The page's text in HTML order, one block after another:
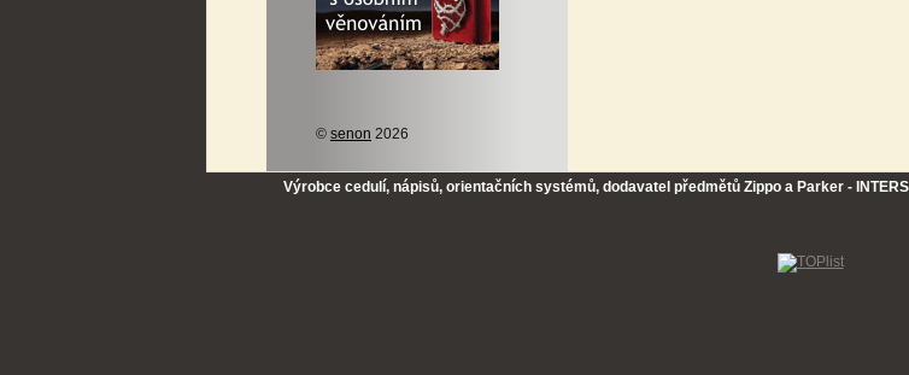
© senon 2026
Výrobce cedulí, nápisů, orientačních systémů, dodavatel předmětů Zippo a Parker -